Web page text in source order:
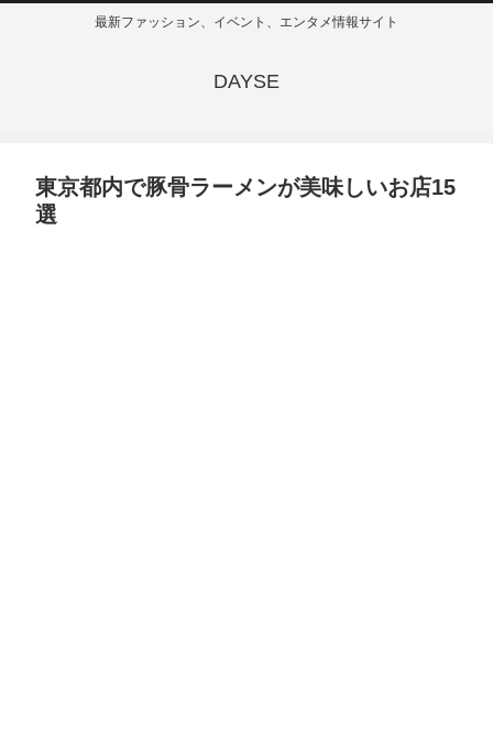
最新ファッション、イベント、エンタメ情報サイト
DAYSE
東京都内で豚骨ラーメンが美味しいお店15
選